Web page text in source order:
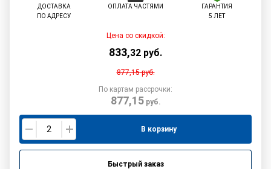
ДОСТАВКА
ПО АДРЕСУ
ОПЛАТА ЧАСТЯМИ
ГАРАНТИЯ
5 ЛЕТ
Цена со скидкой:
833,32 руб.
877,15руб.
По картам рассрочки:
877,15руб.
В корзину
Быстрый заказ